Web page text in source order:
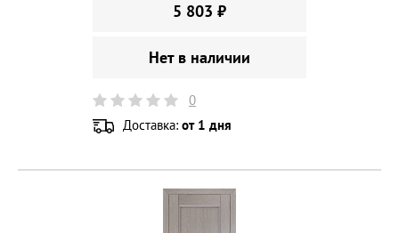
5 803 ₽
Нет в наличии
0
Доставка: от 1 дня